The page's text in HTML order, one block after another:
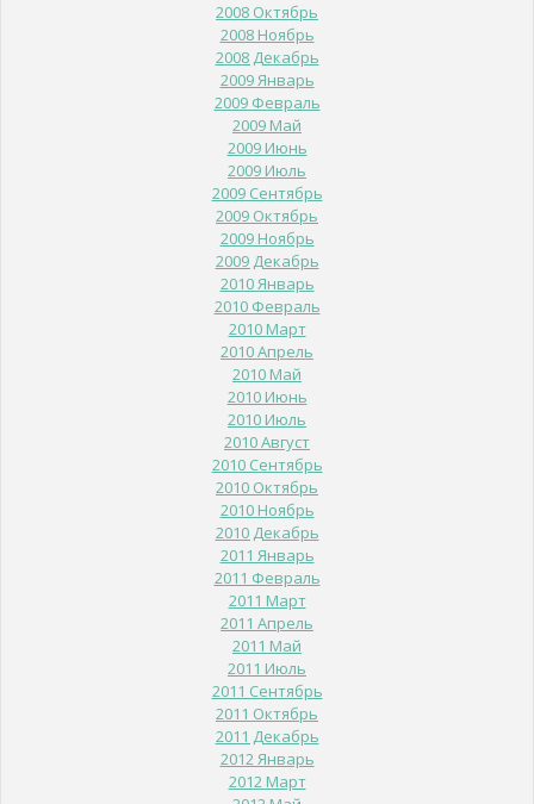
2008 Октябрь
2008 Ноябрь
2008 Декабрь
2009 Январь
2009 Февраль
2009 Май
2009 Июнь
2009 Июль
2009 Сентябрь
2009 Октябрь
2009 Ноябрь
2009 Декабрь
2010 Январь
2010 Февраль
2010 Март
2010 Апрель
2010 Май
2010 Июнь
2010 Июль
2010 Август
2010 Сентябрь
2010 Октябрь
2010 Ноябрь
2010 Декабрь
2011 Январь
2011 Февраль
2011 Март
2011 Апрель
2011 Май
2011 Июль
2011 Сентябрь
2011 Октябрь
2011 Декабрь
2012 Январь
2012 Март